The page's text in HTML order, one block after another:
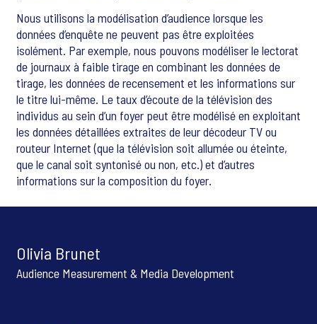
Nous utilisons la modélisation d’audience lorsque les
données d’enquête ne peuvent pas être exploitées
isolément. Par exemple, nous pouvons modéliser le lectorat
de journaux à faible tirage en combinant les données de
tirage, les données de recensement et les informations sur
le titre lui-même. Le taux d’écoute de la télévision des
individus au sein d’un foyer peut être modélisé en exploitant
les données détaillées extraites de leur décodeur TV ou
routeur Internet (que la télévision soit allumée ou éteinte,
que le canal soit syntonisé ou non, etc.) et d’autres
informations sur la composition du foyer.
Olivia Brunet
Audience Measurement & Media Development